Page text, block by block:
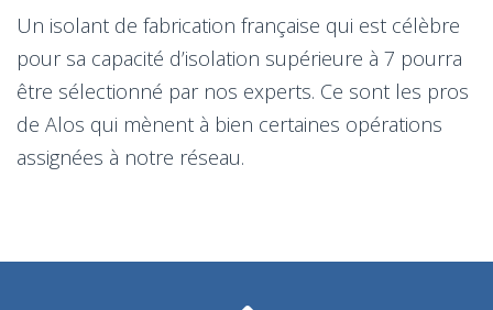
Un isolant de fabrication française qui est célèbre
pour sa capacité d’isolation supérieure à 7 pourra
être sélectionné par nos experts. Ce sont les pros
de Alos qui mènent à bien certaines opérations
assignées à notre réseau.